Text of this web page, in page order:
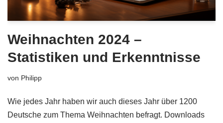
Weihnachten 2024 –
Statistiken und Erkenntnisse
von Philipp
Wie jedes Jahr haben wir auch dieses Jahr über 1200
Deutsche zum Thema Weihnachten befragt. Downloads